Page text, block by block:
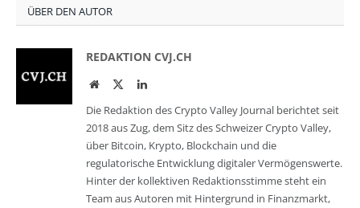
ÜBER DEN AUTOR
REDAKTION CVJ.CH
WebsiteTwitterLinkedIn
Die Redaktion des Crypto Valley Journal berichtet seit
2018 aus Zug, dem Sitz des Schweizer Crypto Valley,
über Bitcoin, Krypto, Blockchain und die
regulatorische Entwicklung digitaler Vermögenswerte.
Hinter der kollektiven Redaktionsstimme steht ein
Team aus Autoren mit Hintergrund in Finanzmarkt,